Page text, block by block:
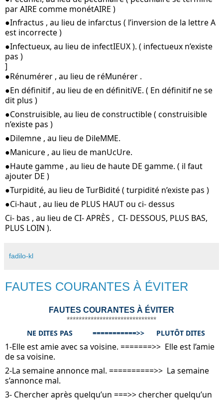
par AIRE comme monétAIRE )
●Infractus , au lieu de infarctus ( l’inversion de la lettre A
est incorrecte )
●Infectueux, au lieu de infectIEUX ). ( infectueux n’existe
pas )
]
●Rénumérer , au lieu de réMunérer .
●En définitif , au lieu de en définitiVE. ( En définitif ne se
dit plus )
●Construisible, au lieu de constructible ( construisible
n’existe pas )
●Dilemne , au lieu de DileMME.
●Manicure , au lieu de manUcUre.
●Haute gamme , au lieu de haute DE gamme. ( il faut
ajouter DE )
●Turpidité, au lieu de TurBidité ( turpidité n’existe pas )
●Ci-haut , au lieu de PLUS HAUT ou ci- dessus
Ci- bas , au lieu de CI- APRÈS ,  CI- DESSOUS, PLUS BAS,
PLUS LOIN ).
fadilo-kl
FAUTES COURANTES À ÉVITER
FAUTES COURANTES À ÉVITER
******************************
NE DITES PAS          ===========>>      PLUTÔT DITES
1-Elle est amie avec sa voisine. =======>>  Elle est l’amie
de sa voisine.
2-La semaine annonce mal. ==========>>  La semaine
s’annonce mal.
3- Chercher après quelqu’un ===>> chercher quelqu’un